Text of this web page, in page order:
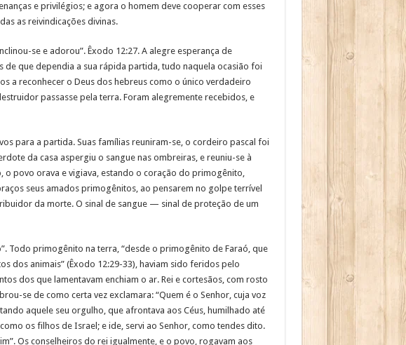
e privilégios; e agora o homem deve cooperar com esses
as reivindicações divinas.
se e adorou”. Êxodo 12:27. A alegre esperança de
que dependia a sua rápida partida, tudo naquela ocasião foi
a reconhecer o Deus dos hebreus como o único verdadeiro
passasse pela terra. Foram alegremente recebidos, e
para a partida. Suas famílias reuniram-se, o cordeiro pascal foi
da casa aspergiu o sangue nas ombreiras, e reuniu-se à
o povo orava e vigiava, estando o coração do primogênito,
seus amados primogênitos, ao pensarem no golpe terrível
da morte. O sinal de sangue — sinal de proteção de um
Todo primogênito na terra, “desde o primogênito de Faraó, que
dos animais” (Êxodo 12:29-33), haviam sido feridos pelo
dos que lamentavam enchiam o ar. Rei e cortesãos, com rosto
se de como certa vez exclamara: “Quem é o Senhor, cuja voz
aquele seu orgulho, que afrontava aos Céus, humilhado até
os filhos de Israel; e ide, servi ao Senhor, como tendes dito.
Os conselheiros do rei igualmente, e o povo, rogavam aos